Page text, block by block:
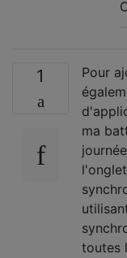
1
Pour
ma
toutes